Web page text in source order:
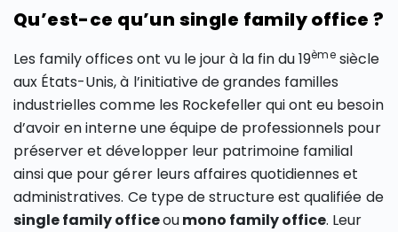
Qu’est-ce qu’un single family office ?
Les family offices ont vu le jour à la fin du 19èmesiècle
aux États-Unis, à l’initiative de grandes familles
industrielles comme les Rockefeller qui ont eu besoin
d’avoir en interne une équipe de professionnels pour
préserver et développer leur patrimoine familial
ainsi que pour gérer leurs affaires quotidiennes et
administratives. Ce type de structure est qualifiée de
single family officeoumono family office. Leur